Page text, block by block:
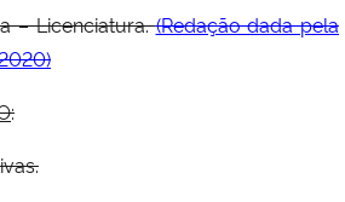
– Licenciatura.(Redação dada pela
: